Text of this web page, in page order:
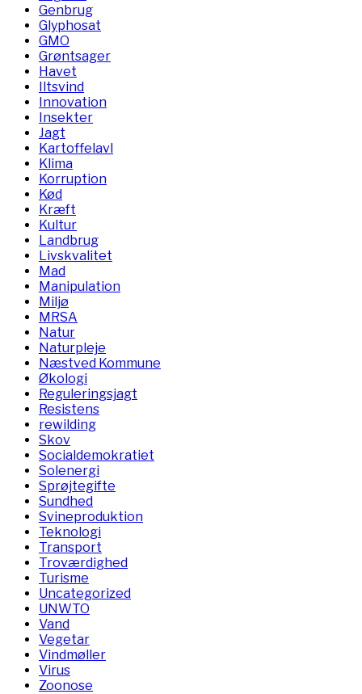
Genbrug
Glyphosat
GMO
Grøntsager
Havet
Iltsvind
Innovation
Insekter
Jagt
Kartoffelavl
Klima
Korruption
Kød
Kræft
Kultur
Landbrug
Livskvalitet
Mad
Manipulation
Miljø
MRSA
Natur
Naturpleje
Næstved Kommune
Økologi
Reguleringsjagt
Resistens
rewilding
Skov
Socialdemokratiet
Solenergi
Sprøjtegifte
Sundhed
Svineproduktion
Teknologi
Transport
Troværdighed
Turisme
Uncategorized
UNWTO
Vand
Vegetar
Vindmøller
Virus
Zoonose